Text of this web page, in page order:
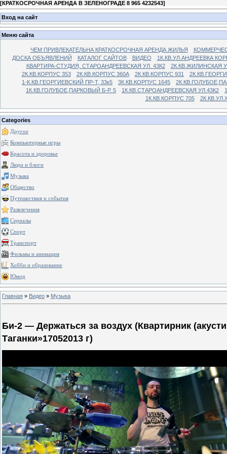
[КРАТКОСРОЧНАЯ АРЕНДА В ЗЕЛЕНОГРАДЕ 8 965 4232543]
Вход на сайт
Меню сайта
ЧЕМ ПРИВЛЕКАТЕЛЬНА КРАТКОСРОЧНАЯ АРЕНДА ЖИЛЬЯ
ДОСКА ОБЪЯВЛЕНИЙ
КАТАЛОГ САЙТОВ ВИДЕО
1К.КВ.УЛ.АНДРЕЕВКА
КВАРТИРА-СТУДИЯ, СТАРОАНДРЕЕВСКАЯ УЛ. 43К2
2К.КВ.ЖИЛИНСКАЯ
2К.КВ.КОРПУС 353
2К.КВ.КОРПУС 360А 2К.КВ.КОРПУС 931
1-К.КВ.ГЕОРГИЕВСКИЙ ПР-Т, 33к5
3К.КВ.КОРПУС 1645
1К.КВ.ГОЛУБОЕ,ПАРКОВЫЙ Б-Р. 5
1К.КВ.СТАРОАНДРЕЕВСКАЯ УЛ.43К2
1К.КВ.КОРПУС 705
Categories
Другое
Компьютерные игры
Красота и здоровье
Люди и блоги
Музыка
Общество
Путешествия и события
Развлечения
Сериалы
Спорт
Транспорт
Фильмы и анимация
Хобби и образование
Юмор
Главная » Видео » Музыка
Би-2 — Держаться за воздух (Квартирник
Таганки»17052013 г)